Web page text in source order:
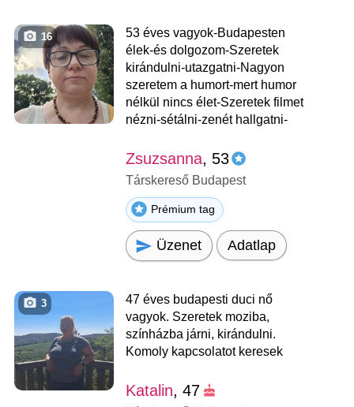
16
53 éves vagyok-Budapesten
élek-és dolgozom-Szeretek
kirándulni-utazgatni-Nagyon
szeretem a humort-mert humor
nélkül nincs élet-Szeretek filmet
nézni-sétálni-zenét hallgatni-
Zsuzsanna, 53
Társkereső Budapest
Prémium tag
Üzenet Adatlap
3
47 éves budapesti duci nő
vagyok. Szeretek moziba,
színházba járni, kirándulni.
Komoly kapcsolatot keresek
Katalin, 47